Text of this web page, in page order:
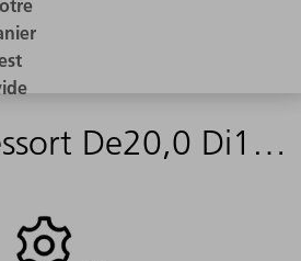
Rondelle-ressort De20,0 Di10,2 t1,0 A2